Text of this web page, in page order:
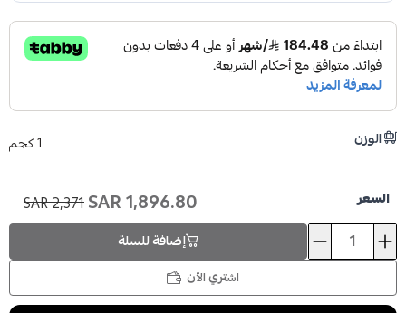
الوزن 1 كجم
السعر 1,896.80 SAR
2,371 SAR
إضافة للسلة
اشتري الآن
خصــم15%
أي منتج من تشكيلتنا الجديدة واحصل على خصم على طلبك الأول 🎁